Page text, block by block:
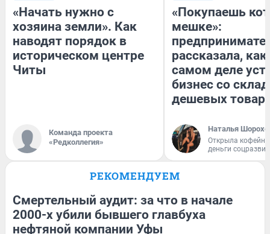
«Начать нужно с
хозяина земли». Как
наводят порядок в
историческом центре
Читы
Команда проекта
«Редколлегия»
«Покупаешь
мешке»:
рассказала, как
самом деле
бизнес со
дешевых
Наталья
Открыла
деньги
РЕКОМЕНДУЕМ
Смертельный аудит: за что в начале
2000-х убили бывшего главбуха
нефтяной компании Уфы